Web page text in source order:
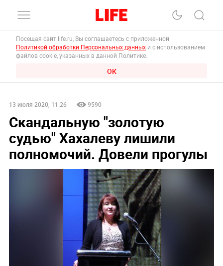
Посещая сайт life.ru, Вы соглашаетесь с приложенной
Политикой обработки Персональных данных и с использованием
файлов cookie, указанных в данной Политике.
ОК
13 июля 2020, 11:26 9590
Скандальную "золотую
судью" Хахалеву лишили
полномочий. Довели прогулы